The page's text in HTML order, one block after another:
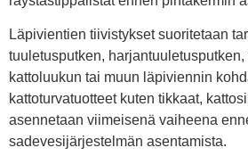
Läpivientien tiivistykset suoritetaan
tuuletusputken, harjantuuletusputken,
kattoluukun tai muun läpiviennin
kattoturvatuotteet kuten tikkaat,
asennetaan viimeisenä vaiheena
sadevesijärjestelmän asentamista.